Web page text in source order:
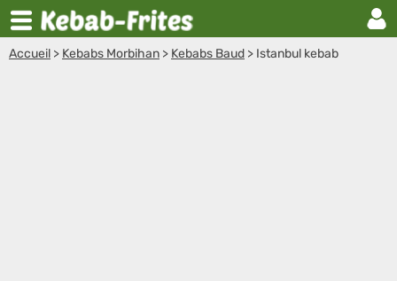
Accueil > Kebabs Morbihan > Kebabs Baud > Istanbul kebab